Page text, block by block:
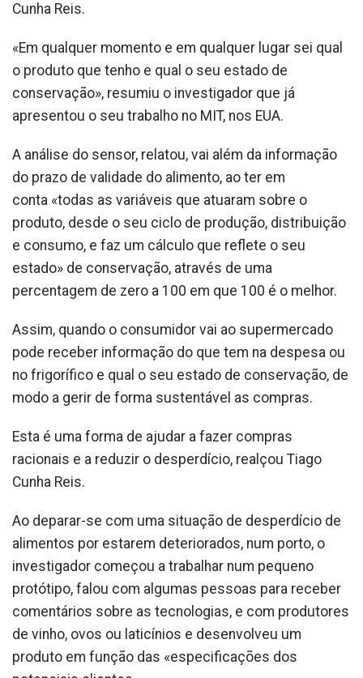
Cunha Reis.
«Em qualquer momento e em qualquer lugar sei qual
o produto que tenho e qual o seu estado de
conservação», resumiu o investigador que já
apresentou o seu trabalho no MIT, nos EUA.
A análise do sensor, relatou, vai além da informação
do prazo de validade do alimento, ao ter em
conta «todas as variáveis que atuaram sobre o
produto, desde o seu ciclo de produção, distribuição
e consumo, e faz um cálculo que reflete o seu
estado» de conservação, através de uma
percentagem de zero a 100 em que 100 é o melhor.
Assim, quando o consumidor vai ao supermercado
pode receber informação do que tem na despesa ou
no frigorífico e qual o seu estado de conservação, de
modo a gerir de forma sustentável as compras.
Esta é uma forma de ajudar a fazer compras
racionais e a reduzir o desperdício, realçou Tiago
Cunha Reis.
Ao deparar-se com uma situação de desperdício de
alimentos por estarem deteriorados, num porto, o
investigador começou a trabalhar num pequeno
protótipo, falou com algumas pessoas para receber
comentários sobre as tecnologias, e com produtores
de vinho, ovos ou laticínios e desenvolveu um
produto em função das «especificações dos